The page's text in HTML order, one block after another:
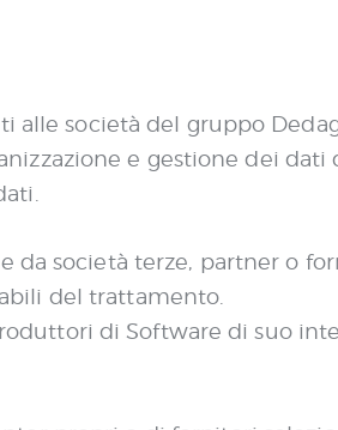
società del gruppo
e gestione dei dati
da società terze, partner o
del trattamento.
di Software di suo